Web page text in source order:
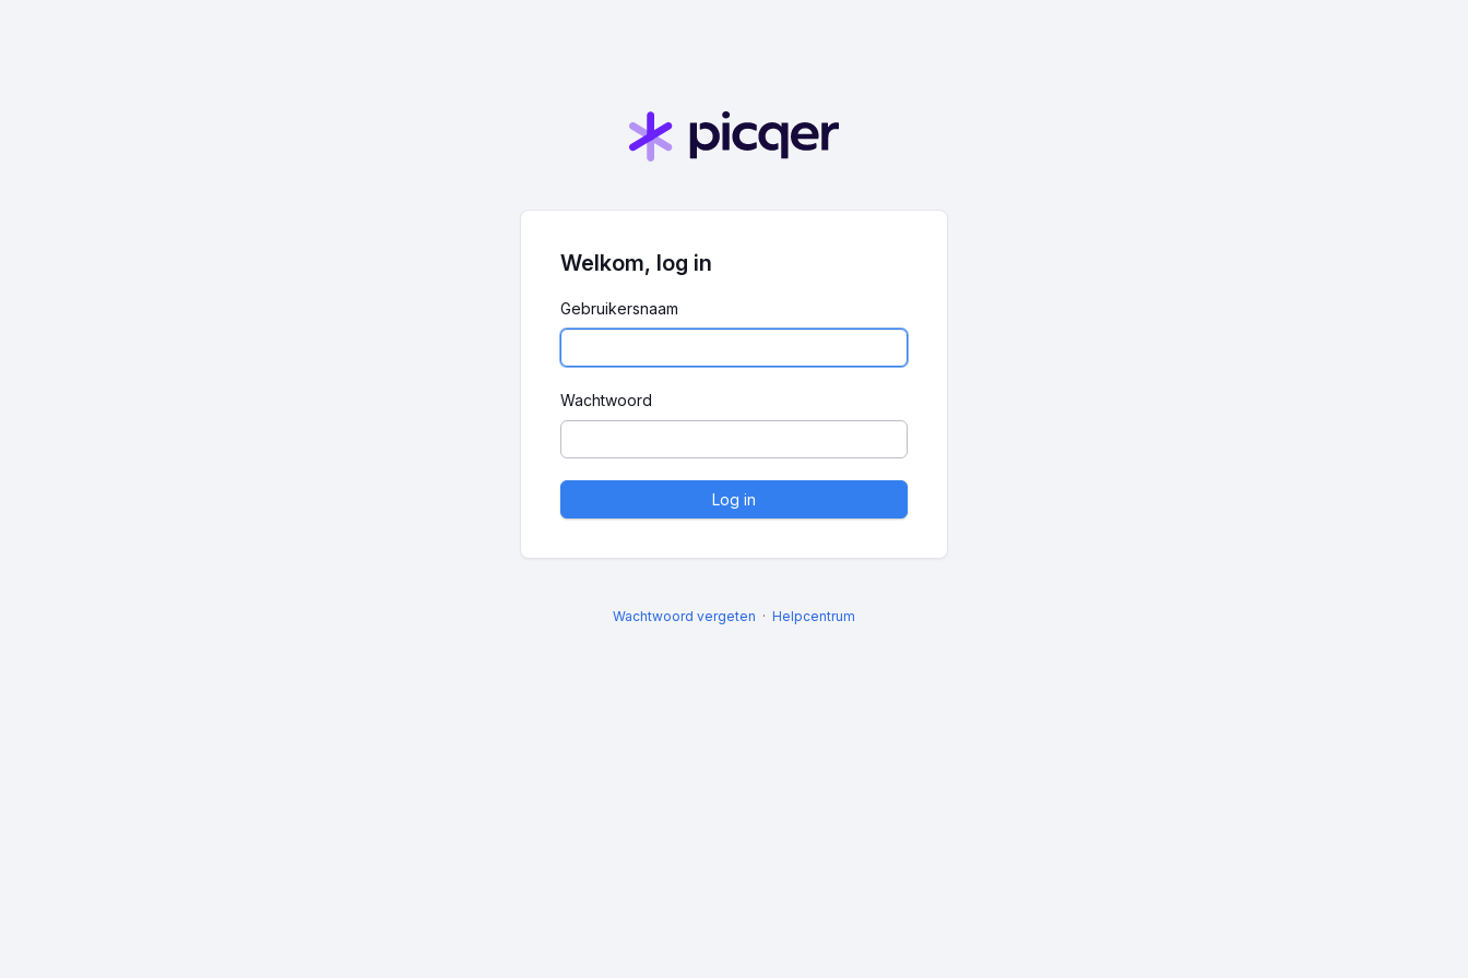
Welkom, log in
Gebruikersnaam
Wachtwoord
Log in
Wachtwoord vergeten Helpcentrum